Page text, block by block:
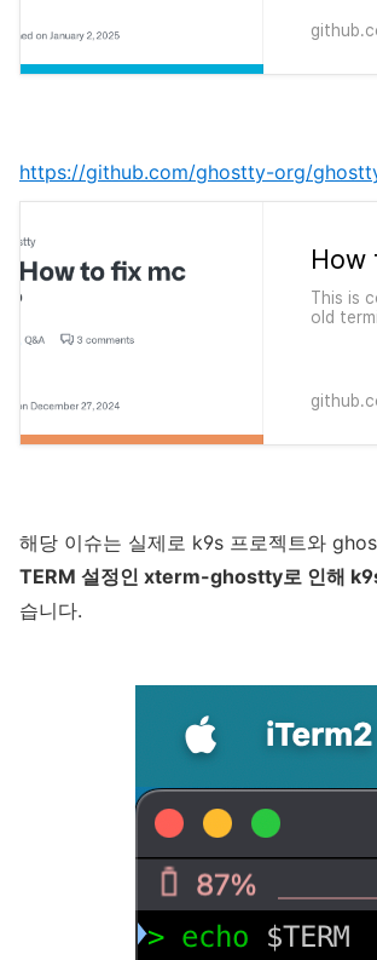
https://github.com/ghostty-org/
This is
old
해당 이슈는 실제로 k9s 프로젝트와
TERM 설정인 xterm-ghostty로 인해
습니다.